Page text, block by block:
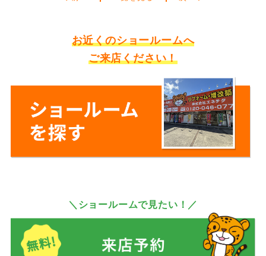
お近くのショールームへ
ご来店ください！
＼ショールームで見たい！／